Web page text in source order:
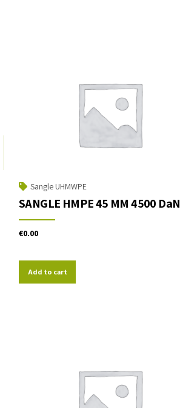
Sangle UHMWPE
SANGLE HMPE 45 MM 4500 DaN
€0.00
Add to cart